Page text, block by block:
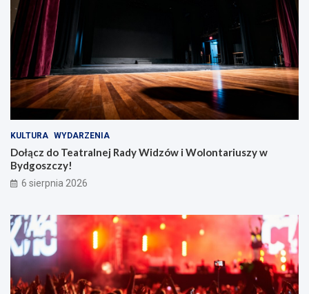
KULTURA WYDARZENIA
Dołącz do Teatralnej Rady Widzów i Wolontariuszy w
Bydgoszczy!
6 sierpnia 2026